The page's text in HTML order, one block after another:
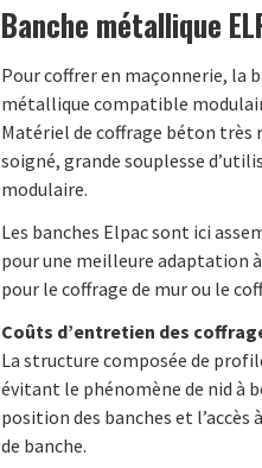
Banche métallique
Pour coffrer en maçonnerie, la
métallique compatible
Matériel de coffrage béton très
soigné, grande souplesse
modulaire.
Les banches Elpac sont ici
pour une meilleure adaptation
pour le coffrage de mur ou le
Coûts d’entretien des
La structure composée de
évitant le phénomène de nid à
position des banches et
de banche.